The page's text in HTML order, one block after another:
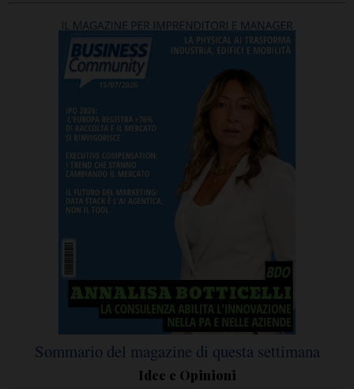
Sommario del magazine di questa settimana
Idee e Opinioni